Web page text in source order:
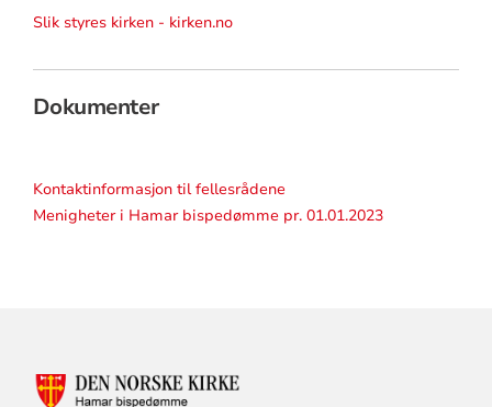
Slik styres kirken - kirken.no
Dokumenter
Kontaktinformasjon til fellesrådene
Menigheter i Hamar bispedømme pr. 01.01.2023